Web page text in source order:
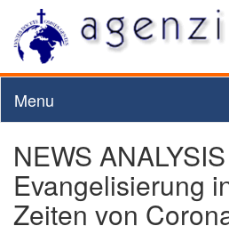
Menu
NEWS
Evangelisierung
Zeiten von